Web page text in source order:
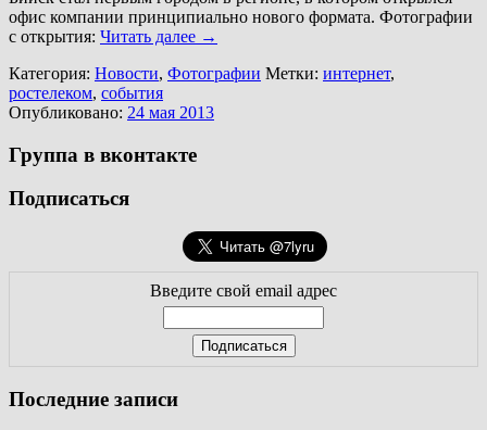
офис компании принципиально нового формата. Фотографии
с открытия: Читать далее →
Категория: Новости, Фотографии Метки: интернет,
ростелеком, события
Опубликовано: 24 мая 2013
Группа в вконтакте
Подписаться
Введите свой email адрес
Последние записи